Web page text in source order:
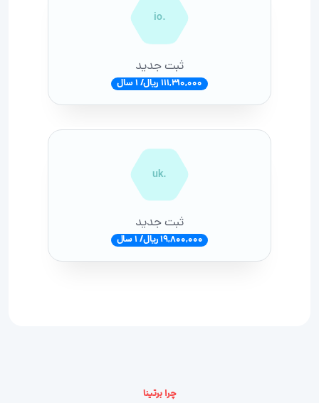
.io
ثبت جدید
111,310,000 ریال/ 1 سال
.uk
ثبت جدید
19,800,000 ریال/ 1 سال
چرا برتینا